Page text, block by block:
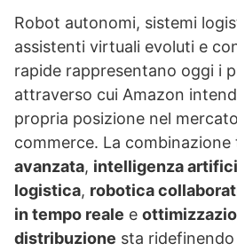
Robot autonomi, sistemi
assistenti virtuali evoluti e
rapide rappresentano oggi i
attraverso cui Amazon
propria posizione nel
commerce. La combinazione
avanzata, intelligenza
logistica, robotica
in tempo reale e
distribuzione sta